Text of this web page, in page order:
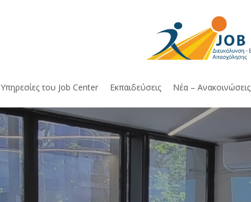
Υπηρεσίες του Job Center Εκπαιδεύσεις Νέα – Ανακοινώσεις